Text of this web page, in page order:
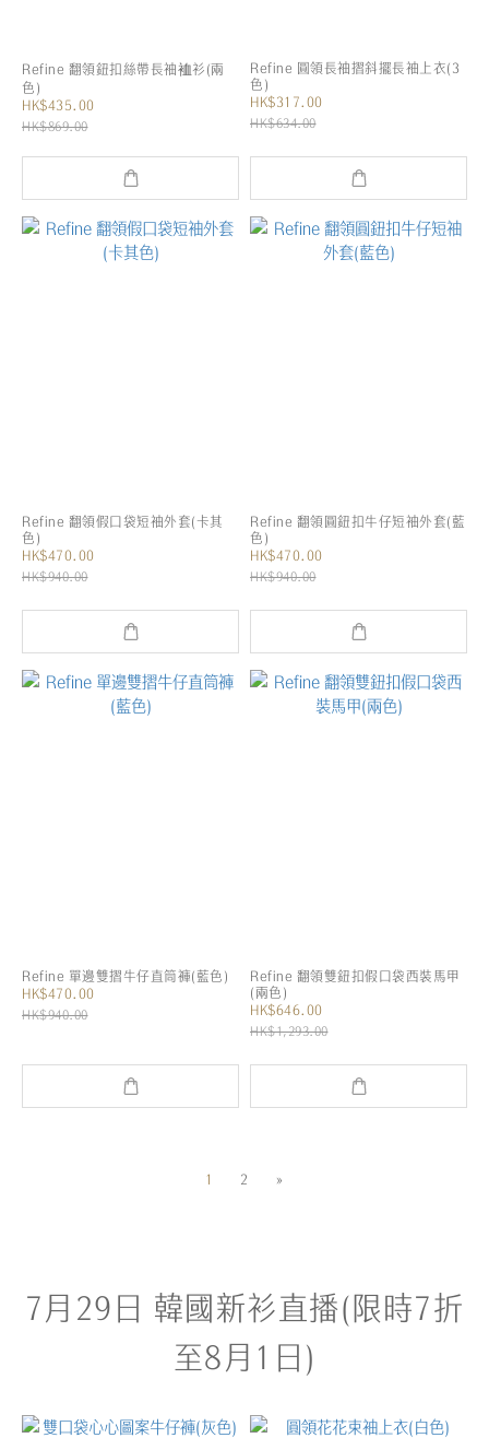
Refine 翻領鈕扣絲帶長袖裇衫(兩
色)
HK$435.00
HK$869.00
Refine 圓領長袖摺斜擺長袖上衣(3
色)
HK$317.00
HK$634.00
Refine 翻領假口袋短袖外套(卡其
色)
HK$470.00
HK$940.00
Refine 翻領圓鈕扣牛仔短袖外套(藍
色)
HK$470.00
HK$940.00
Refine 單邊雙摺牛仔直筒褲(藍色)
HK$470.00
HK$940.00
Refine 翻領雙鈕扣假口袋西裝馬甲
(兩色)
HK$646.00
HK$1,293.00
1 2 »
7月29日 韓國新衫直播(限時7折
至8月1日)